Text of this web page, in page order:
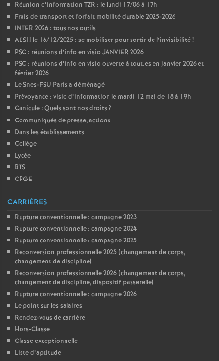
Réunion d’information TZR : le lundi 17/06 à 17h
Frais de transport et forfait mobilité durable 2025-2026
INTER 2026 : tous nos outils
AESH le 16/12/2025 : se mobiliser pour sortir de l’invisibilité!
PSC : réunions d’info en visio JANVIER 2026
PSC : réunions d’info en visio ouverte à tout.es en janvier 2026 et
février 2026
Le Snes-FSU Paris a déménagé
Prévoyance : visio d’information le mardi 12 mai de 18 à 19h
Canicule : Quels sont nos droits ?
Communiqués de presse, actions
Dans les établissements
Collège
Lycée
BTS
CPGE
CARRIÈRES
Rupture conventionnelle : campagne 2023
Rupture conventionnelle : campagne 2024
Rupture conventionnelle : campagne 2025
Reconversion professionnelle 2025 (changement de corps,
changement de discipline)
Reconversion professionnelle 2026 (changement de corps,
changement de discipline, dispositif passerelle)
Rupture conventionnelle : campagne 2026
Le point sur les salaires
Rendez-vous de carrière
Hors-Classe
Classe exceptionnelle
Liste d’aptitude